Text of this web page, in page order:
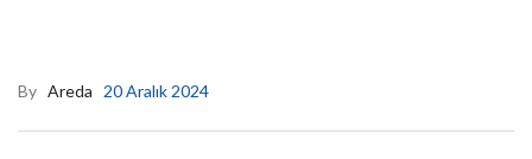
By Areda 20 Aralık 2024